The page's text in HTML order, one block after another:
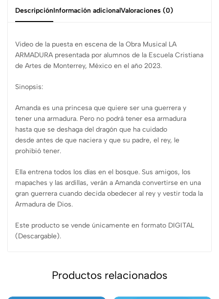
DescripciónInformación adicionalValoraciones (0)
Video de la puesta en escena de la Obra Musical LA
ARMADURA presentada por alumnos de la Escuela Cristiana
de Artes de Monterrey, México en el año 2023.
Sinopsis:
Amanda es una princesa que quiere ser una guerrera y
tener una armadura. Pero no podrá tener esa armadura
hasta que se deshaga del dragón que ha cuidado
desde antes de que naciera y que su padre, el rey, le
prohibió tener.
Ella entrena todos los días en el bosque. Sus amigos, los
mapaches y las ardillas, verán a Amanda convertirse en una
gran guerrera cuando decida obedecer al rey y vestir toda la
Armadura de Dios.
Este producto se vende únicamente en formato DIGITAL
(Descargable).
Productos relacionados